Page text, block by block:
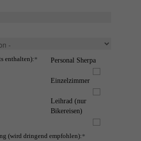
enthalten):* Personal Sherpa
Einzelzimmer
Leihrad (nur
Bikereisen)
(wird dringend empfohlen):*